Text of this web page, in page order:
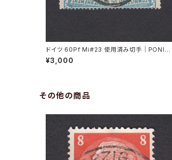
ドイツ 60Pf Mi#23 使用済み切手｜PONISC
HOWITZ 22.11.1921
¥3,000
その他の商品